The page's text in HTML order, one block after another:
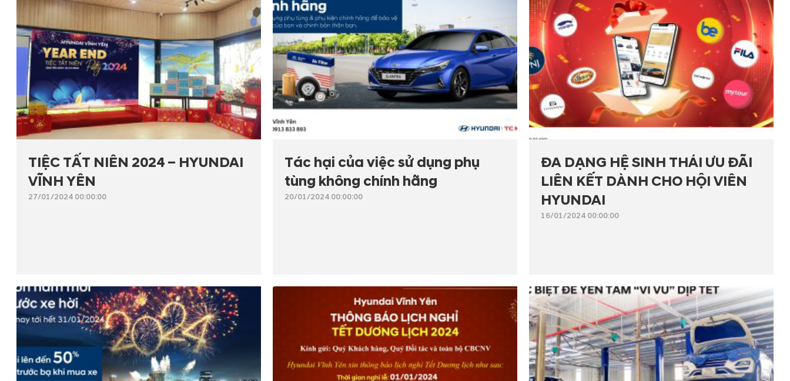
TIỆC TẤT NIÊN 2024 – HYUNDAI
VĨNH YÊN
27/01/2024 00:00:00
Tác hại của việc sử dụng phụ
tùng không chính hãng
20/01/2024 00:00:00
ĐA DẠNG HỆ SINH THÁI ƯU ĐÃI
LIÊN KẾT DÀNH CHO HỘI VIÊN
HYUNDAI
16/01/2024 00:00:00